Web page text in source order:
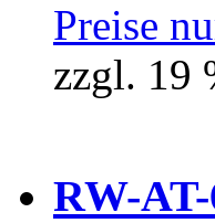
Preise
zzgl. 19
RW-